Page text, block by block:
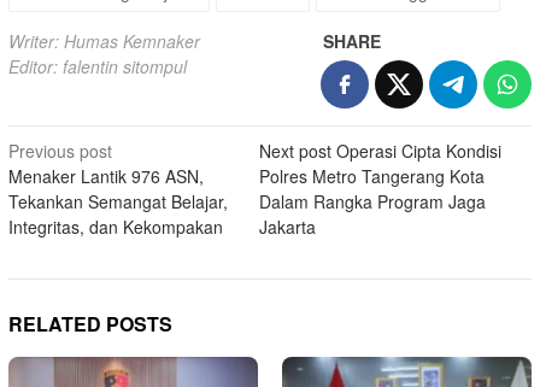
Writer: Humas Kemnaker
Editor: falentin sitompul
SHARE
Post
navigation
Previous post
Menaker Lantik 976 ASN,
Tekankan Semangat Belajar,
Integritas, dan Kekompakan
Next post Operasi Cipta Kondisi
Polres Metro Tangerang Kota
Dalam Rangka Program Jaga
Jakarta
RELATED POSTS